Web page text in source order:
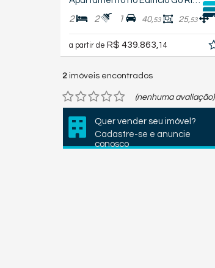
2 2 1 40,53 25,53
a partir de R$ 439.863, 14
2 imóveis encontrados
(nenhuma avaliação)
Quer vender seu imóvel?
Cadastre-se e anuncie
conosco